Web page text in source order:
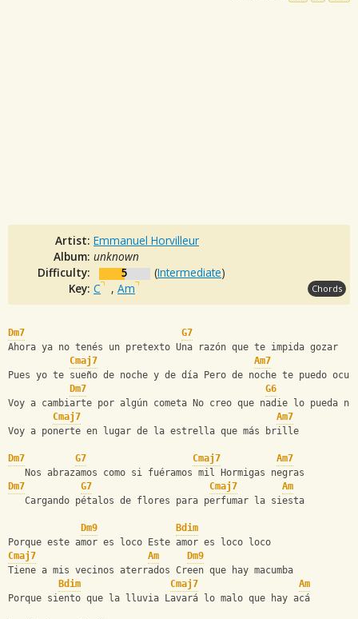
Artist: Emmanuel Horvilleur
Album: unknown
Difficulty:
5 (Intermediate)
Key: C , Am Chords
Dm7
G7
Ahora ya no tenés un pretexto Una razón que te impida gozar
Cmaj7
Am7
Pues yo te sueño de noche y de día Pero de noche te puedo
Dm7
G6
Voy a cambiarte por algún cometa No creo que nadie lo pueda
Cmaj7
Am7
Voy a ponerte en lugar de la estrella que más brille
Dm7 G7 Cmaj7
Am7
   Nos abrazamos como si fuéramos mil Hormigas negras
Dm7
G7 Cmaj7
Am
   Cargando pétalos de flores para perfumar la siesta
Dm9
Bdim
Porque este amor es loco Este amor es loco loco
Cmaj7
Am
Dm9
Tiene a mis vecinos aterrados Creen que hay macumba
Bdim
Cmaj7
Am
Porque siento que la lluvia Lavará lo malo que hay acá